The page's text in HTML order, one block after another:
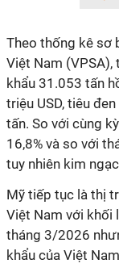
Theo thống kê sơ
Việt Nam
khẩu 31.053 tấn
triệu USD, tiêu
tấn. So với cùng
16,8% và so với
tuy nhiên kim
Mỹ tiếp tục là thị
Việt Nam với khối
tháng 3/2026
khẩu của Việt